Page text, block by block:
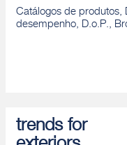
Catálogos de produtos,
desempenho, D.o.P.,
trends for